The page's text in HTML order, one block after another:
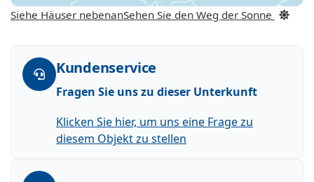
Siehe Häuser nebenanSehen Sie den Weg der Sonne
Kundenservice
Fragen Sie uns zu dieser Unterkunft
Klicken Sie hier, um uns eine Frage zu
diesem Objekt zu stellen